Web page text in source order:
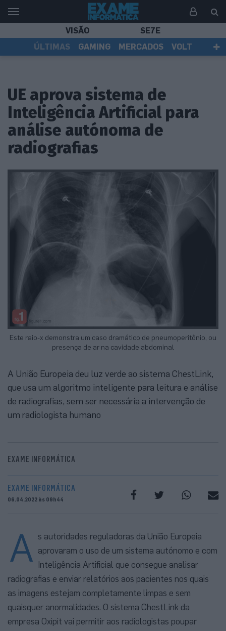
VISÃO
SE7E
ÚLTIMAS
GAMING MERCADOS
VOLT
UE aprova sistema de
Inteligência Artificial para
análise autónoma de
radiografias
Este raio-x demonstra um caso dramático de pneumoperitônio, ou
presença de ar na cavidade abdominal
A União Europeia deu luz verde ao sistema ChestLink,
que usa um algoritmo inteligente para leitura e análise
de radiografias, sem ser necessária a intervenção de
um radiologista humano
EXAME INFORMÁTICA
EXAME INFORMÁTICA
06.04.2022 às 09h44
A s autoridades reguladoras da União Europeia
aprovaram o uso de um sistema autónomo e com
Inteligência Artificial que consegue analisar
radiografias e enviar relatórios aos pacientes nos quais
as imagens estejam completamente limpas e sem
quaisquer anormalidades. O sistema ChestLink da
empresa Oxipit vai permitir aos radiologistas poupar